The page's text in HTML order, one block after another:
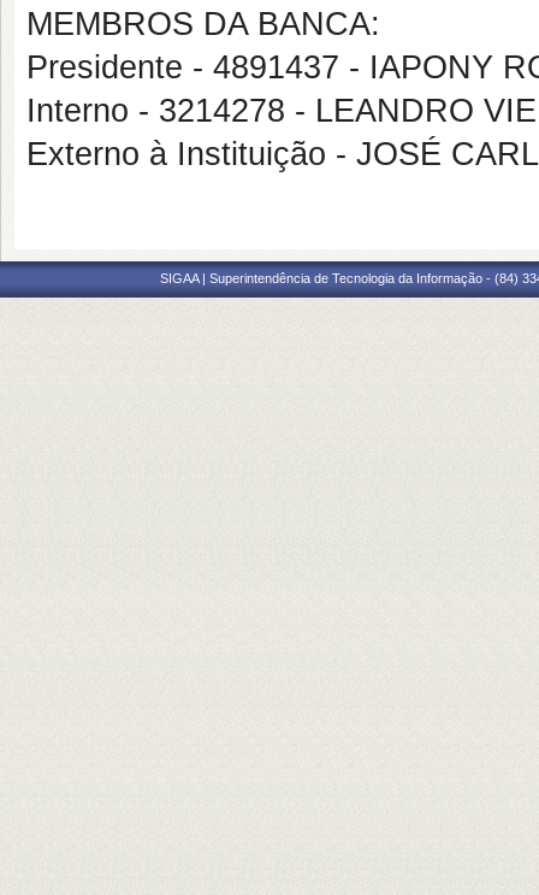
MEMBROS DA BANCA:
Presidente - 4891437 - IAPONY
Interno - 3214278 - LEANDRO
Externo à Instituição - JOSÉ
SIGAA | Superintendência de Tecnologia da Informação - (84)